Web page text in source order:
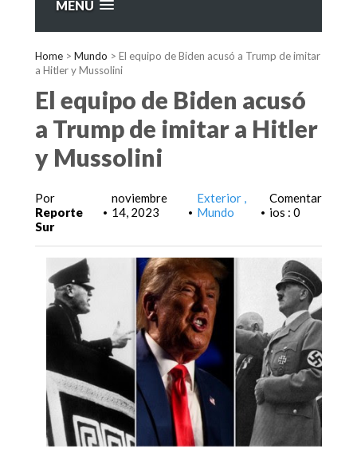
MENU
Home > Mundo > El equipo de Biden acusó a Trump de imitar
a Hitler y Mussolini
El equipo de Biden acusó
a Trump de imitar a Hitler
y Mussolini
Por
Reporte
Sur
•
noviembre
14, 2023
•
Exterior
Mundo
•
Comentar
ios : 0